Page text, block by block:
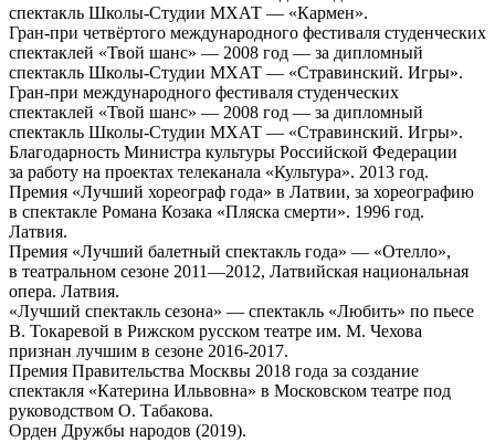
спектакль Школы-Студии МХАТ — «Кармен».
Гран-при четвёртого международного фестиваля студенческих
спектаклей «Твой шанс» — 2008 год — за дипломный
спектакль Школы-Студии МХАТ — «Стравинский. Игры».
Гран-при международного фестиваля студенческих
спектаклей «Твой шанс» — 2008 год — за дипломный
спектакль Школы-Студии МХАТ — «Стравинский. Игры».
Благодарность Министра культуры Российской Федерации
за работу на проектах телеканала «Культура». 2013 год.
Премия «Лучший хореограф года» в Латвии, за хореографию
в спектакле Романа Козака «Пляска смерти». 1996 год.
Латвия.
Премия «Лучший балетный спектакль года» — «Отелло»,
в театральном сезоне 2011—2012, Латвийская национальная
опера. Латвия.
«Лучший спектакль сезона» — спектакль «Любить» по пьесе
В. Токаревой в Рижском русском театре им. М. Чехова
признан лучшим в сезоне 2016-2017.
Премия Правительства Москвы 2018 года за создание
спектакля «Катерина Ильвовна» в Московском театре под
руководством О. Табакова.
Орден Дружбы народов (2019).